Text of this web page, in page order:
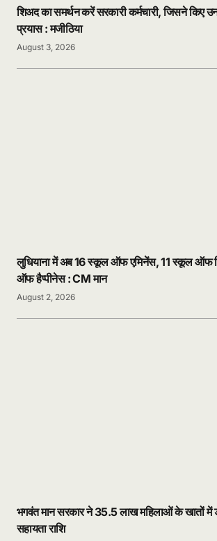
शिअद का समर्थन करें सरकारी कर्मचारी, जिसने किए
प्रयास : मजीठिया
August 3, 2026
लुधियाना में अब 16 स्कूल ऑफ एमिनेंस, 11 स्कूल ऑफ
ऑफ हैप्पीनेस : CM मान
August 2, 2026
भगवंत मान सरकार ने 35.5 लाख महिलाओं के खातों में
सहायता राशि